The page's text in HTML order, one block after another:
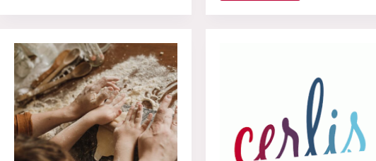
–
AAC
Colloque
« La
médiation
culturelle
en
questions »
AAC
«
L’intersectionnalité